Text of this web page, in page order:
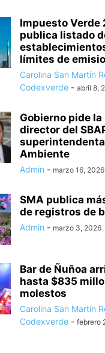
Impuesto Verde
publica listado
límites de
Carolina San Martín
Codexverde - abril 8,
Gobierno pide
director del
Ambiente
Admin - marzo 16, 2026
SMA publica
de registros de
Admin - marzo 3, 2026
Bar de Ñuñoa
hasta $835
molestos
Carolina San Martín
Codexverde - febrero